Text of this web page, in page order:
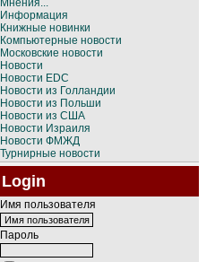
Мнения...
Информация
Книжные новинки
Компьютерные новости
Московские новости
Новости
Новости EDC
Новости из Голландии
Новости из Польши
Новости из США
Новости Израиля
Новости ФМЖД
Турнирные новости
Login
Имя пользователя
Пароль